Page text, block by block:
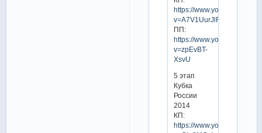
https://www.youtube.com/
v=A7V1UurJlFk
ПП:
https://www.youtube.com/
v=zpEvBT-
XsvU
5 этап
Кубка
России
2014
КП:
https://www.youtube.com/